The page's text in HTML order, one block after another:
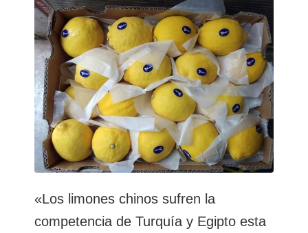
de
ultramar
acceden
al
mercado
ruso
a
través
de
Turquía
«Los limones chinos sufren la
competencia de Turquía y Egipto esta